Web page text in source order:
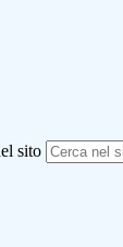
sito